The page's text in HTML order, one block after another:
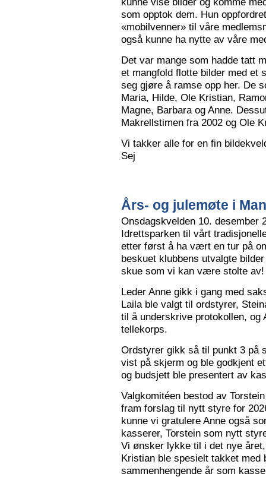
som opptok dem. Hun
«mobilvenner» til våre
også kunne ha nytte av våre
Det var mange som hadde tatt
et mangfold flotte bilder med et
seg gjøre å ramse opp her. De
Maria, Hilde, Ole Kristian,
Magne, Barbara og Anne.
Makrellstimen fra 2002 og Ole
Vi takker alle for en fin
Sej
Års- og julemøte i
Onsdagskvelden 10. desember
Idrettsparken til vårt
etter først å ha vært en tur på
beskuet klubbens utvalgte
skue som vi kan være stolte av!
Leder Anne gikk i gang med
Laila ble valgt til ordstyrer,
til å underskrive protokollen, og
tellekorps.
Ordstyrer gikk så til punkt 3 på
vist på skjerm og ble godkjent
og budsjett ble presentert av
Valgkomitéen bestod av
fram forslag til nytt styre for
kunne vi gratulere Anne også
kasserer, Torstein som nytt
Vi ønsker lykke til i det nye
Kristian ble spesielt takket med
sammenhengende år som